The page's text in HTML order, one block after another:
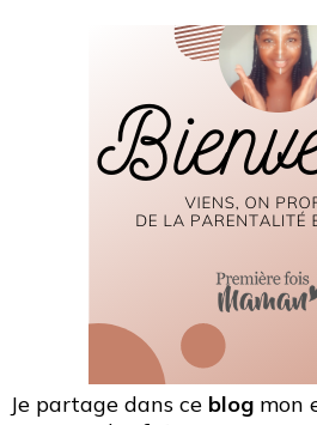
Je partage dans ce blog mon